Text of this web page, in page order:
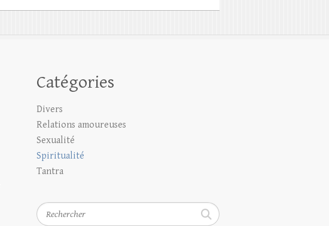
Catégories
Divers
Relations amoureuses
Sexualité
Spiritualité
Tantra
Rechercher